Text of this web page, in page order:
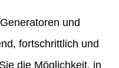
und
fortschrittlich und
die Möglichkeit, in